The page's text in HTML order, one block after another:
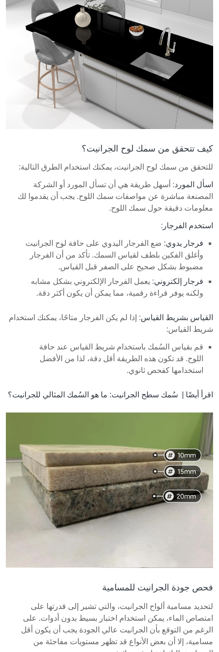
كيف تتحقق من سمك لوح الجرانيت؟
للتحقق من سمك لوح الجرانيت، يمكنك استخدام الطرق التالية:
اسأل المورد: أسهل طريقة هي أن تسأل المورد أو الشركة
المصنعة مباشرة عن مواصفات سمك اللوح. يجب أن يقدموا لك
معلومات دقيقة حول سمك اللوح.
استخدم الفرجار :
فرجار يدوي: ضع الفرجار اليدوي على حافة لوح الجرانيت
وأغلق الفكين بلطف لقياس السمك. تأكد من أن الفرجار
مضبوط بشكل صحيح على الصفر قبل القياس.
فرجار إلكتروني: يعمل الفرجار الإلكتروني بشكل مشابه
ولكنه يوفر قراءة رقمية، مما يمكن أن يكون أكثر دقة.
القياس بشريط القياس: إذا لم يكن الفرجار متاحًا، يمكنك استخدام
شريط القياس:
قم بقياس السُمك باستخدام شريط القياس عند حافة
اللوح. قد تكون هذه الطريقة أقل دقة، لذا من الأفضل
استخدامها كفحص ثانوي.
اقرأ أيضًا | سُمك سطح الجرانيت: ما هو السُمك المثالي للجرانيت؟
فحص جودة الجرانيت للمسامية
لتحديد مسامية ألواح الجرانيت، والتي تشير إلى قدرتها على
امتصاص الماء، يمكن استخدام اختبار بسيط بدون أدوات. على
الرغم من التوقع بأن الجرانيت عالي الجودة يجب أن يكون أقل
مسامية، إلا أن بعض الأنواع قد تظهر مستويات مفاجئة من